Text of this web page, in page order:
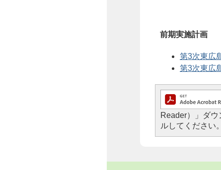
前期実施計画
第3次東広
第3次東広
Reader）」ダ
ルしてください。